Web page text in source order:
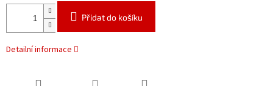
Přidat do košíku
Detailní informace